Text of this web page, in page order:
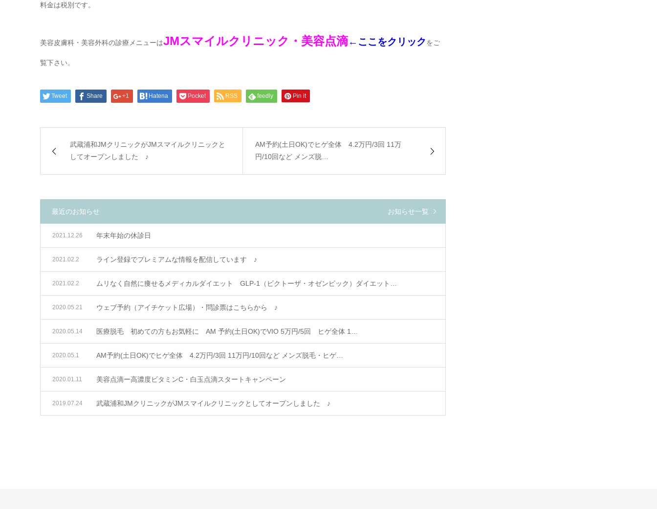
料金は税別です。
美容皮膚科・美容外科の診療メニューはJMスマイルクリニック・美容点滴←ここをクリックをご
覧下さい。
Tweet Share +1 Hatena Pocket RSS feedly Pin it
武蔵浦和JMクリニックがJMスマイルクリニックと
してオープンしました ♪
AM予約(土日OK)でヒゲ全体 4.2万円/3回 11万
円/10回など メンズ脱…
最近のお知らせ お知らせ一覧
年末年始の休診日
2021.12.26
ライン登録でプレミアムな情報を配信しています ♪
2021.02.2
ムリなく自然に痩せるメディカルダイエット GLP-1（ビクトーザ・オゼンピック）ダイエット…
2021.02.2
ウェブ予約（アイチケット広場）・問診票はこちらから ♪
2020.05.21
医療脱毛 初めての方もお気軽に AM 予約(土日OK)でVIO 5万円/5回 ヒゲ全体 1…
2020.05.14
AM予約(土日OK)でヒゲ全体 4.2万円/3回 11万円/10回など メンズ脱毛・ヒゲ…
2020.05.1
美容点滴ー高濃度ビタミンC・白玉点滴スタートキャンペーン
2020.01.11
武蔵浦和JMクリニックがJMスマイルクリニックとしてオープンしました ♪
2019.07.24